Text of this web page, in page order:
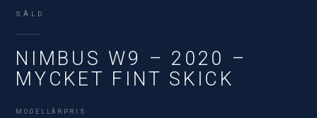
SÅLD
NIMBUS W9 – 2020 –
MYCKET FINT SKICK
MODELLÅR PRIS